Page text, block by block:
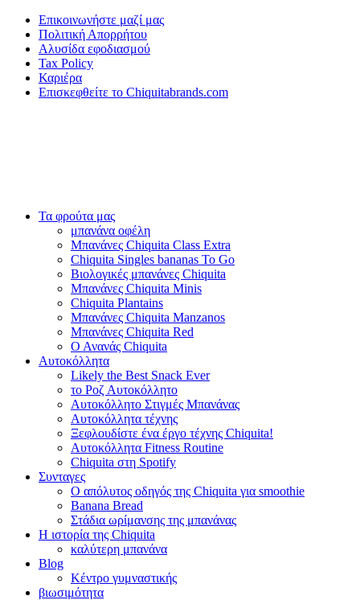
Επικοινωνήστε μαζί μας
Πολιτική Απορρήτου
Αλυσίδα εφοδιασμού
Tax Policy
Καριέρα
Επισκεφθείτε το Chiquitabrands.com
Τα φρούτα μας
μπανάνα οφέλη
Μπανάνες Chiquita Class Extra
Chiquita Singles bananas To Go
Βιολογικές μπανάνες Chiquita
Μπανάνες Chiquita Minis
Chiquita Plantains
Μπανάνες Chiquita Manzanos
Μπανάνες Chiquita Red
Ο Ανανάς Chiquita
Αυτοκόλλητα
Likely the Best Snack Ever
το Ροζ Αυτοκόλλητο
Αυτοκόλλητο Στιγμές Μπανάνας
Αυτοκόλλητα τέχνης
Ξεφλουδίστε ένα έργο τέχνης Chiquita!
Αυτοκόλλητα Fitness Routine
Chiquita στη Spotify
Συνταγες
Ο απόλυτος οδηγός της Chiquita για smoothie
Banana Bread
Στάδια ωρίμανσης της μπανάνας
Η ιστορία της Chiquita
καλύτερη μπανάνα
Blog
Κέντρο γυμναστικής
βιωσιμότητα